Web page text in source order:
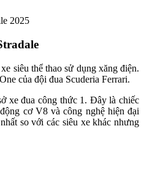
2025
siêu thể thao sử dụng xăng điện.
của đội đua Scuderia Ferrari.
xe đua công thức 1. Đây là chiếc
cơ V8 và công nghệ hiện đại
so với các siêu xe khác nhưng